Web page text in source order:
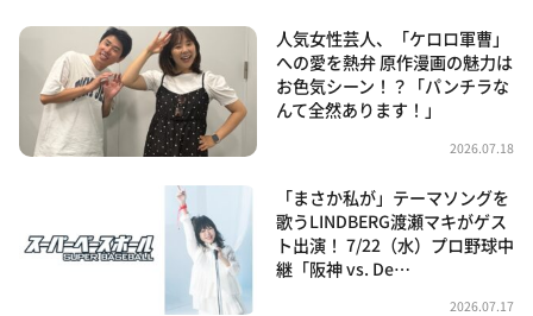
人気女性芸人、「ケロロ軍曹」
への愛を熱弁 原作漫画の魅力は
お色気シーン！？「パンチラな
んて全然あります！」
2026.07.18
「まさか私が」テーマソングを
歌うLINDBERG渡瀬マキがゲス
ト出演！ 7/22（水）プロ野球中
継「阪神 vs. De…
2026.07.17